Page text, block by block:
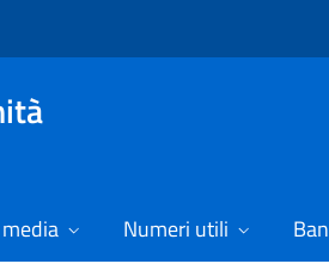
Numeri utili